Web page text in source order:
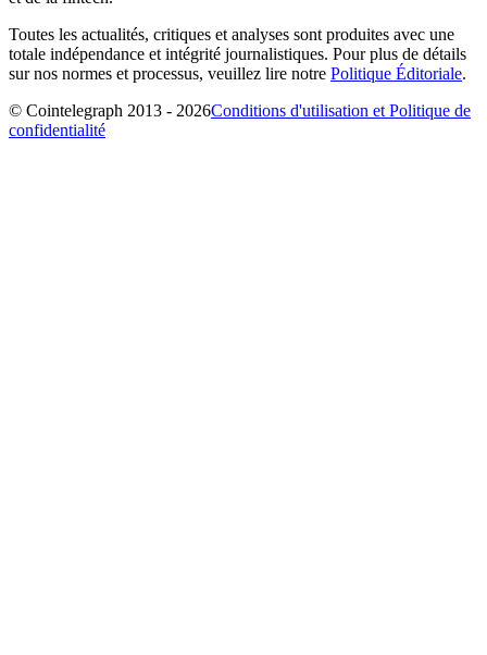
Toutes les actualités, critiques et analyses sont produites avec une
totale indépendance et intégrité journalistiques. Pour plus de détails
sur nos normes et processus, veuillez lire notre Politique Éditoriale.
© Cointelegraph 2013 - 2026Conditions d'utilisation et Politique de
confidentialité